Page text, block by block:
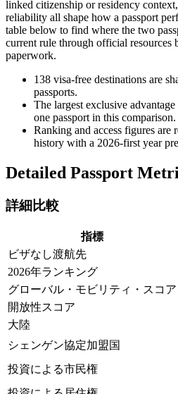
linked citizenship or residency
reliability all shape how a passport
table below to find where the two
current rule through official
paperwork.
138 visa-free destinations are
passports.
The largest exclusive advantage
one passport in this comparison.
Ranking and access figures
history with a 2026-first year
Detailed Passport
詳細比較
指標
ビザなし渡航先
2026年ランキング
グローバル・モビリティ・スコア
開放性スコア
大陸
シェンゲン協定加盟国
投資による市民権